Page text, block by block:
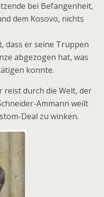
bei Befangenheit,
dem Kosovo, nichts
dass er seine Truppen
abgezogen hat, was
konnte.
durch die Welt, der
Ammann weilt
Deal zu winken.